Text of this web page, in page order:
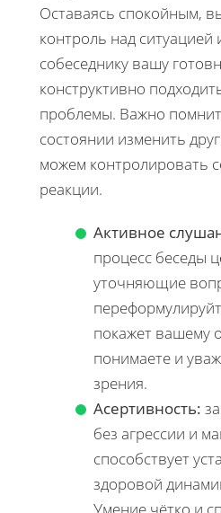
Оставаясь спокойным,
контроль над ситуацией
собеседнику вашу
конструктивно
проблемы. Важно
состоянии изменить
можем контролировать
реакции.
Активное
процесс беседы
уточняющие
покажет вашему
понимаете и
зрения.
Асертивность:
без агрессии и
способствует
здоровой